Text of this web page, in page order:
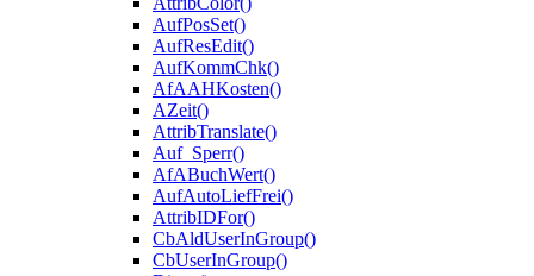
AufPosSet()
AufResEdit()
AufKommChk()
AfAAHKosten()
AZeit()
AttribTranslate()
Auf_Sperr()
AfABuchWert()
AufAutoLiefFrei()
AttribIDFor()
CbAldUserInGroup()
CbUserInGroup()